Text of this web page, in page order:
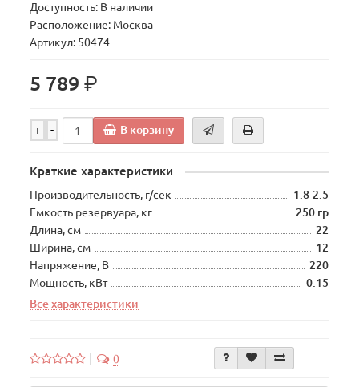
Доступность: В наличии
Расположение: Москва
Артикул: 50474
5 789р.
+ - В корзину
Краткие характеристики
Производительность, г/сек
1.8-2.5
Емкость резервуара, кг
250 гр
Длина, см
22
Ширина, см
12
Напряжение, В
220
Мощность, кВт
0.15
Все характеристики
0